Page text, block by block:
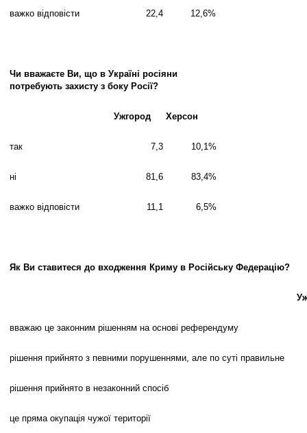
важко відповісти 22,4 12,6%
Чи вважаєте Ви, що в Україні росіяни
потребують захисту з боку Росії?
Ужгород Херсон
так 7,3 10,1 %
ні 81,6 83,4%
важко відповісти 11,1 6,5%
Як Ви ставитеся до входження Криму в Російську Федерацію?
вважаю це законним рішенням на основі референдуму
рішення прийнято з певними порушеннями, але по суті правильне
рішення прийнято в незаконний спосіб
це пряма окупація чужої території